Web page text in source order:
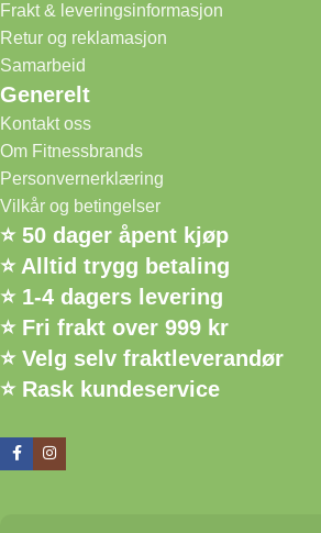
Frakt & leveringsinformasjon
Retur og reklamasjon
Samarbeid
Generelt
Kontakt oss
Om Fitnessbrands
Personvernerklæring
Vilkår og betingelser
⭐ 50 dager åpent kjøp
⭐ Alltid trygg betaling
⭐ 1-4 dagers levering
⭐ Fri frakt over 999 kr
⭐ Velg selv fraktleverandør
⭐ Rask kundeservice